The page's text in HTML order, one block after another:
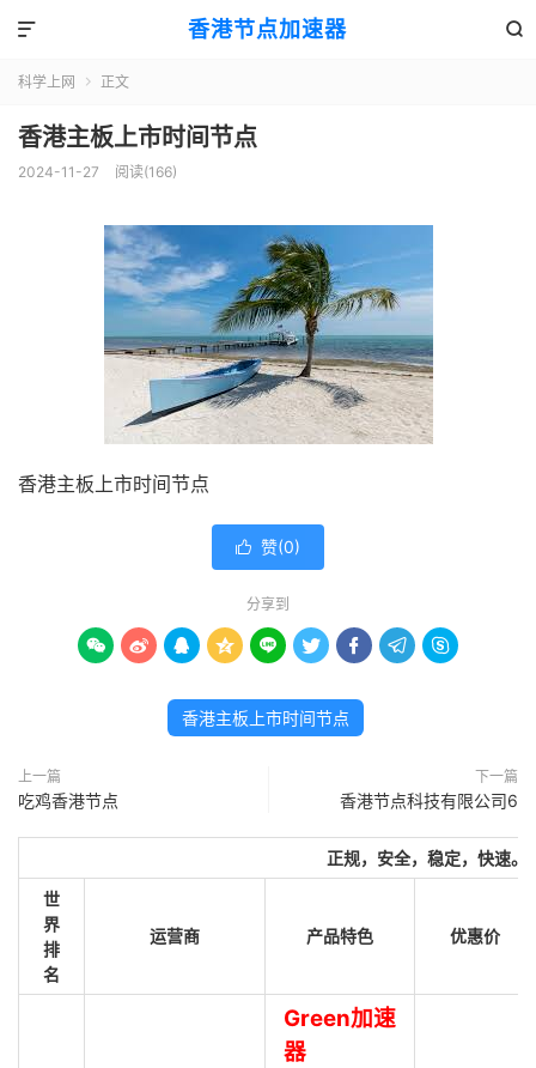
香港节点加速器 

科学上网  正文
香港主板上市时间节点
2024-11-27 阅读(166)
香港主板上市时间节点
 赞(0)
分享到
        
香港主板上市时间节点
上一篇
吃鸡香港节点
下一篇
香港节点科技有限公司6
正规，安全，稳定，快速。
世
界
排
名
运营商 产品特色 优惠价
Green加速
器